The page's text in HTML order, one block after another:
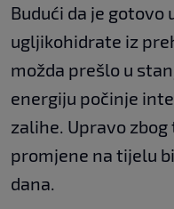
Budući da je
ugljikohidrate iz
možda prešlo u
energiju počinje
zalihe. Upravo
promjene na tijelu
dana.